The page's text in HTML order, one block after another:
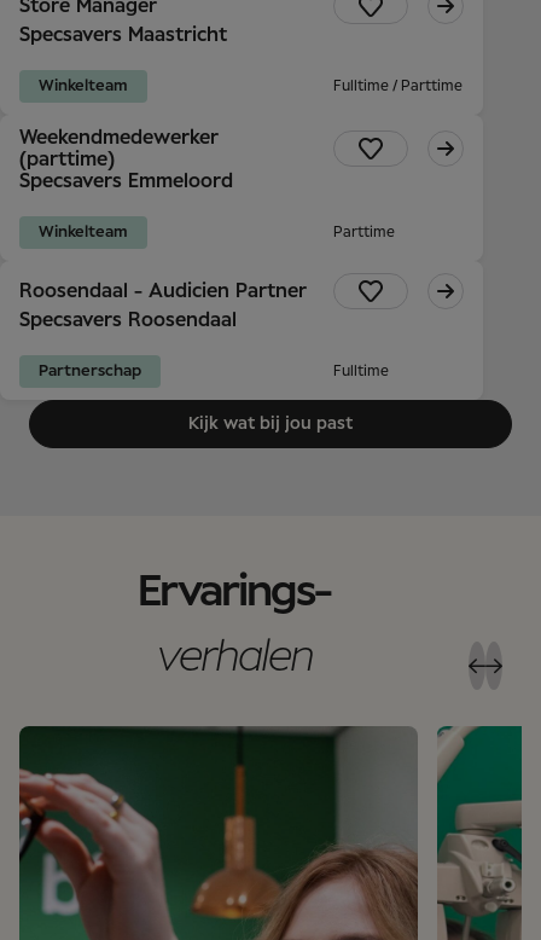
Store Manager
Specsavers Maastricht
Fulltime / Parttime
Winkelteam
Weekendmedewerker
(parttime)
Specsavers Emmeloord
Parttime
Winkelteam
Roosendaal - Audicien Partner
Specsavers Roosendaal
Fulltime
Partnerschap
Kijk wat bij jou past
Ervarings-
verhalen